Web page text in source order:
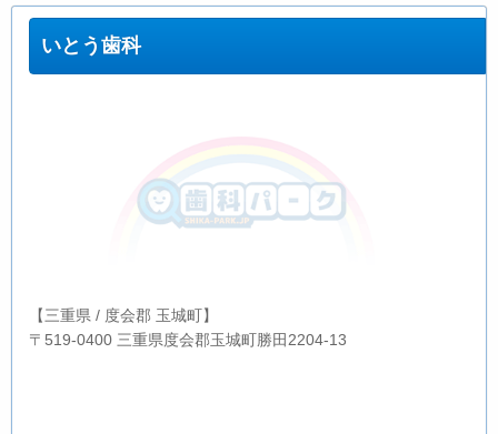
いとう歯科
【三重県 / 度会郡 玉城町】
〒519-0400 三重県度会郡玉城町勝田2204-13